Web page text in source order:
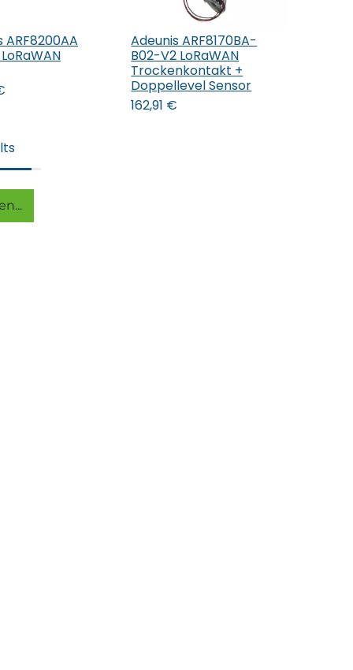
Warenkorb
ARF8200AA
In den Warenkorb
Adeunis ARF8170BA-
B02-V2 LoRaWAN
Trockenkontakt +
Doppellevel Sensor
162,91 €